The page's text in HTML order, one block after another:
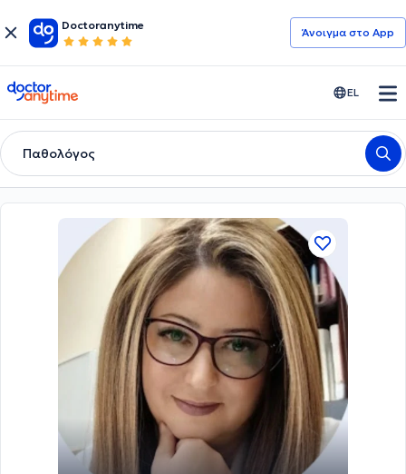
Doctoranytime
Άνοιγμα στο App
doctoranytime EL
Παθολόγος